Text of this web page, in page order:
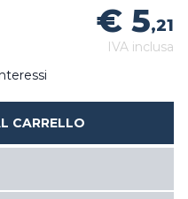
€ 5,21
IVA inclusa
CARRELLO